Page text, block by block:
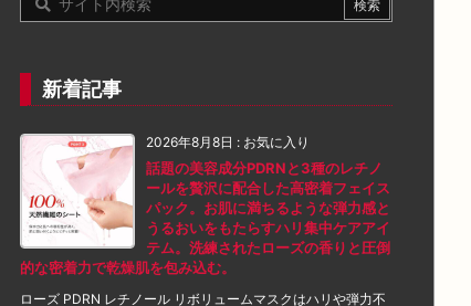
新着記事
2026年8月8日 : お気に入り
話題の美容成分PDRNと3種のレチノ
ールを贅沢に配合した高密着フェイス
パック。お肌に満ちるような弾力感と
うるおいをもたらすハリ集中ケアアイ
テム。洗練されたローズの香りと圧倒
的な密着力で乾燥肌を包み込む。
ローズ PDRN レチノール リボリュームマスクはハリや弾力不